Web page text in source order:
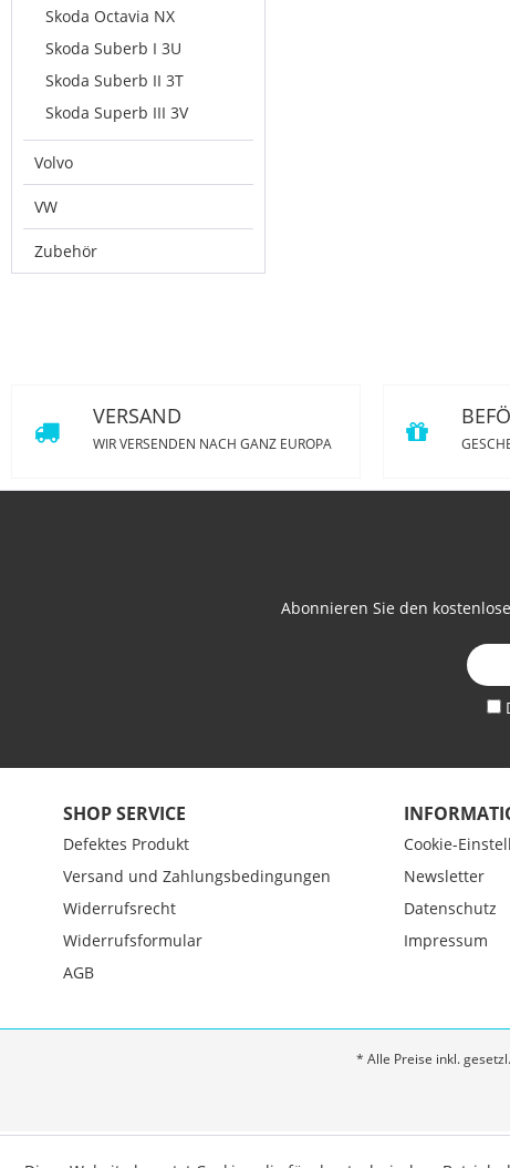
Skoda Octavia NX
Skoda Suberb I 3U
Skoda Suberb II 3T
Skoda Superb III 3V
Volvo
VW
Zubehör
VERSAND
WIR VERSENDEN NACH GANZ EUROPA
Abonnieren Sie den
SHOP SERVICE
Defektes Produkt
Versand und Zahlungsbedingungen
Widerrufsrecht
Widerrufsformular
AGB
Cookie-
Newsletter
Datenschutz
Impressum
* Alle Preise inkl.